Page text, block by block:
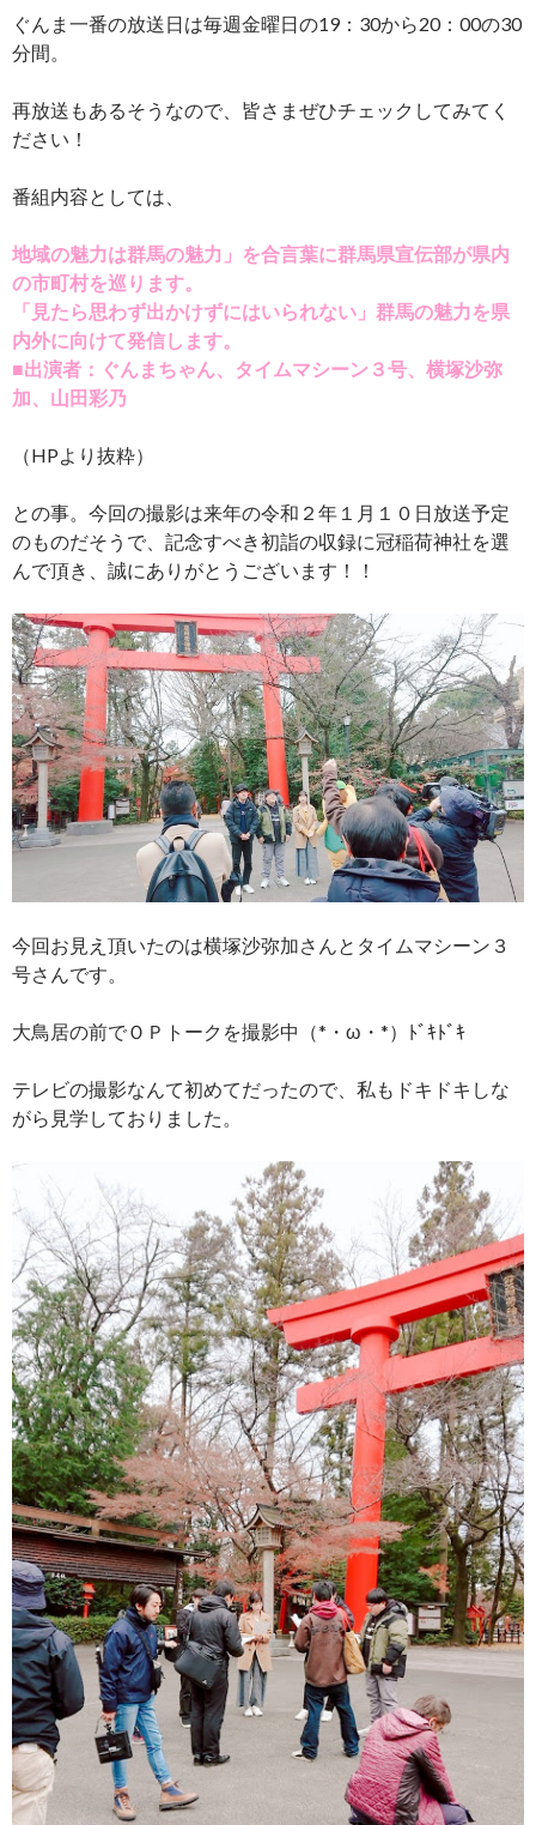
ぐんま一番の放送日は毎週金曜日の19：30から20：00の30
分間。
再放送もあるそうなので、皆さまぜひチェックしてみてく
ださい！
番組内容としては、
地域の魅力は群馬の魅力」を合言葉に群馬県宣伝部が県内
の市町村を巡ります。
「見たら思わず出かけずにはいられない」群馬の魅力を県
内外に向けて発信します。
■出演者：ぐんまちゃん、タイムマシーン３号、横塚沙弥
加、山田彩乃
（HPより抜粋）
との事。今回の撮影は来年の令和２年１月１０日放送予定
のものだそうで、記念すべき初詣の収録に冠稲荷神社を選
んで頂き、誠にありがとうございます！！
今回お見え頂いたのは横塚沙弥加さんとタイムマシーン３
号さんです。
大鳥居の前でＯＰトークを撮影中（*・ω・*）ﾄﾞｷﾄﾞｷ
テレビの撮影なんて初めてだったので、私もドキドキしな
がら見学しておりました。